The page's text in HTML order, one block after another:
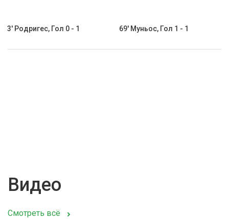
3' Родригес, Гол 0 - 1 69' Муньос, Гол 1 - 1
Видео
Смотреть всё